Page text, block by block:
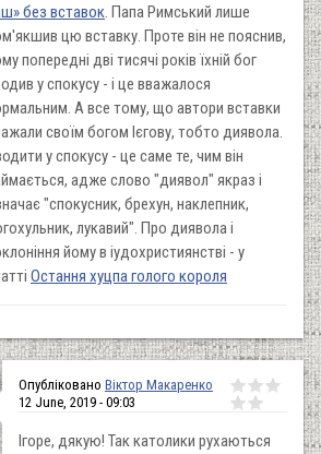
без вставок. Папа Римський лише
цю вставку. Проте він не пояснив,
попередні дві тисячі років їхній бог
у спокусу - і це вважалося
А все тому, що автори вставки
своїм богом Ієгову, тобто диявола.
у спокусу - це саме те, чим він
адже слово "диявол" якраз і
"спокусник, брехун, наклепник,
лукавий". Про диявола і
йому в іудохристиянстві - у
Остання хуцпа голого короля
Опубліковано Віктор Макаренко
12 June, 2019 - 09:03
Ігоре, дякую! Так католики рухаються